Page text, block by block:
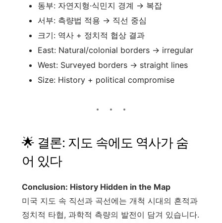
동부: 자연지형·식민지 경계 → 복잡
서부: 측량법 적용 → 직선 중심
크기: 역사 + 정치적 협상 결과
East: Natural/colonial borders → irregular
West: Surveyed borders → straight lines
Size: History + political compromise
🌟 결론: 지도 속에도 역사가 숨
어 있다
Conclusion: History Hidden in the Map
미국 지도 속 직선과 곡선에는 개척 시대의 흔적과
정치적 타협, 과학적 측량의 발전이 담겨 있습니다.